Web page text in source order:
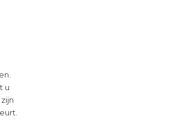
u